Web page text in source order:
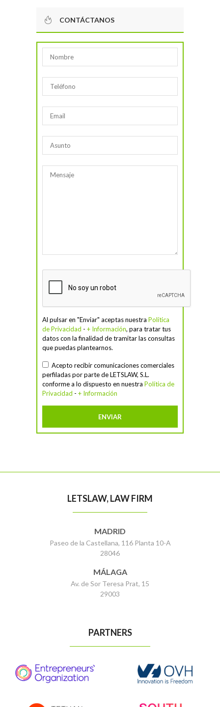
CONTÁCTANOS
Al pulsar en "Enviar" aceptas nuestra Política
de Privacidad - + Información, para tratar tus
datos con la finalidad de tramitar las consultas
que puedas plantearnos.
Acepto recibir comunicaciones comerciales
perfiladas por parte de LETSLAW, S.L.
conforme a lo dispuesto en nuestra Política de
Privacidad - + Información
LETSLAW, LAW FIRM
MADRID
Paseo de la Castellana, 116 Planta 10-A
28046
MÁLAGA
Av. de Sor Teresa Prat, 15
29003
PARTNERS